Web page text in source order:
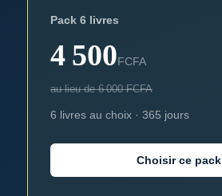
Pack 6 livres
4 500 FCFA
au lieu de6 000FCFA
6 livres au choix · 365 jours
Choisir ce pack